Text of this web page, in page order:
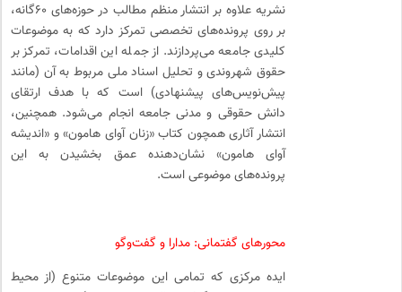
نشریه علاوه بر انتشار منظم مطالب در حوزه‌های ۶۰‌گانه،
بر روی پرونده‌های تخصصی تمرکز دارد که به موضوعات
کلیدی جامعه می‌پردازند. از جمله این اقدامات، تمرکز بر
حقوق شهروندی و تحلیل اسناد ملی مربوط به آن (مانند
پیش‌نویس‌های پیشنهادی) است که با هدف ارتقای
دانش حقوقی و مدنی جامعه انجام می‌شود. همچنین،
انتشار آثاری همچون کتاب «زنان آوای هامون» و «اندیشه
آوای هامون» نشان‌دهنده عمق بخشیدن به این
پرونده‌های موضوعی است.
محورهای گفتمانی: مدارا و گفت‌وگو
ایده مرکزی که تمامی این موضوعات متنوع (از محیط